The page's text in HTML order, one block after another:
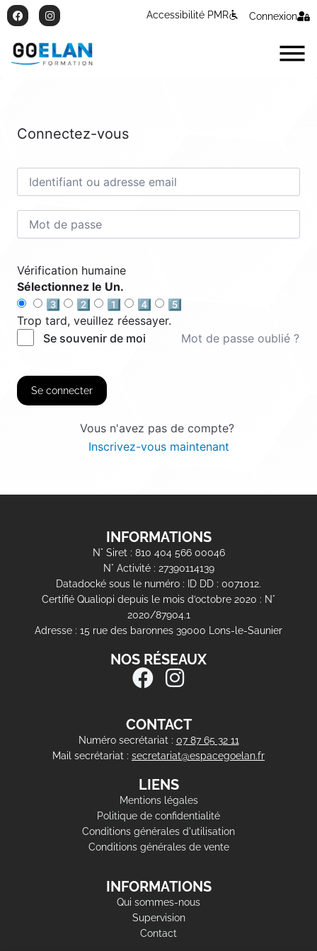
Accessibilité PMR Connexion
Connectez-vous
Vérification humaine
Sélectionnez le Un.
3️⃣
2️⃣ 1️⃣ 4️⃣
5️⃣
Trop tard, veuillez réessayer.
Se souvenir de moi
Mot de passe oublié ?
Se connecter
Vous n'avez pas de compte?
Inscrivez-vous maintenant
INFORMATIONS
N° Siret : 810 404 566 00046
N° Activité : 27390114139
Datadocké sous le numéro : ID DD : 0071012.
Certifié Qualiopi depuis le mois d’octobre 2020 : N°
2020/87904.1
Adresse : 15 rue des baronnes 39000 Lons-le-Saunier
NOS RÉSEAUX
CONTACT
Numéro secrétariat : 07 87 65 32 11
Mail secrétariat : secretariat@espacegoelan.fr
LIENS
Mentions légales
Politique de confidentialité
Conditions générales d'utilisation
Conditions générales de vente
INFORMATIONS
Qui sommes-nous
Supervision
Contact